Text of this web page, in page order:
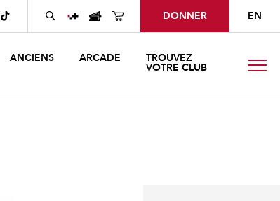
 DONNER EN
ANCIENS ARCADE TROUVEZ
VOTRE CLUB